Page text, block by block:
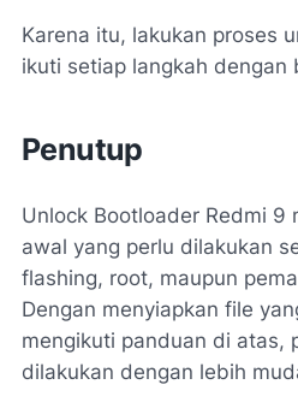
Karena itu, lakukan proses
ikuti setiap langkah dengan
Penutup
Unlock Bootloader Redmi 9
awal yang perlu dilakukan
flashing, root, maupun
Dengan menyiapkan file
mengikuti panduan di atas,
dilakukan dengan lebih